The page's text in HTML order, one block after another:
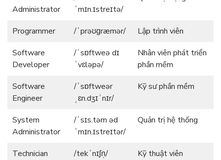
Administrator
ˈmɪn.ɪstreɪtə/
Programmer /ˈprəʊɡræmər/
Lập trình viên
Software
Developer
/ˈsɒftweə dɪ
ˈvɛləpə/
Nhân viên phát triển
phần mềm
Software
Engineer
/ˈsɒftweər
ˌɛn.dʒɪˈnɪr/
Kỹ sư phần mềm
System
Administrator
/ˈsɪs.təm əd
ˈmɪn.ɪstreɪtər/
Quản trị hệ thống
Technician /tekˈnɪʃn̩/
Kỹ thuật viên